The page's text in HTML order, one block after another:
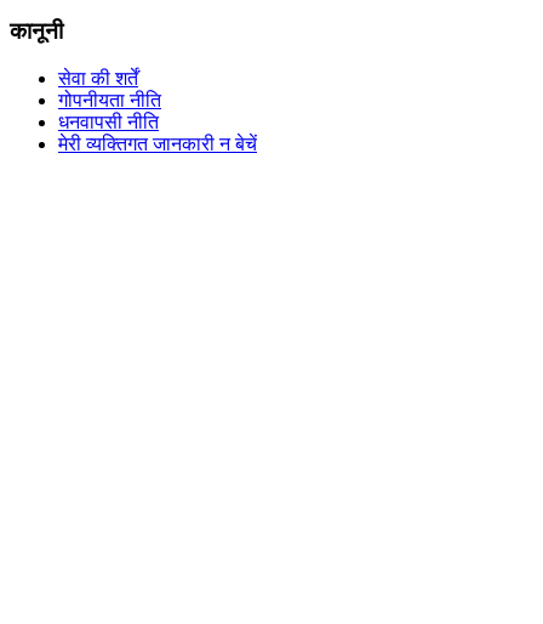
कानूनी
सेवा की शर्तें
गोपनीयता नीति
धनवापसी नीति
मेरी व्यक्तिगत जानकारी न बेचें